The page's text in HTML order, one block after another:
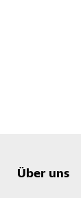
Über uns